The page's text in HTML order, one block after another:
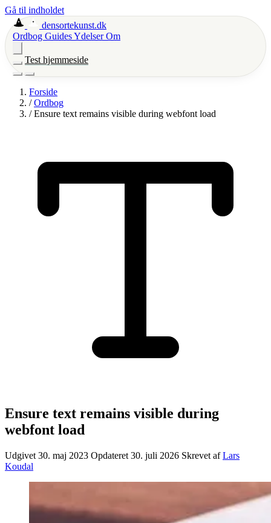
Gå til indholdet
densortekunst.dk
Ordbog GuidesYdelserOm
Test hjemmeside
Forside
/ Ordbog
/ Ensure text remains visible during webfont load
Ensure text remains visible during
webfont load
Udgivet 30. maj 2023 Opdateret 30. juli 2026 Skrevet afLars
Koudal